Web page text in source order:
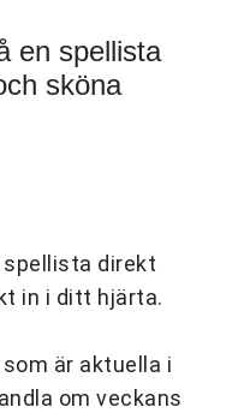
en spellista
sköna
spellista direkt
in i ditt hjärta.
är aktuella i
om veckans